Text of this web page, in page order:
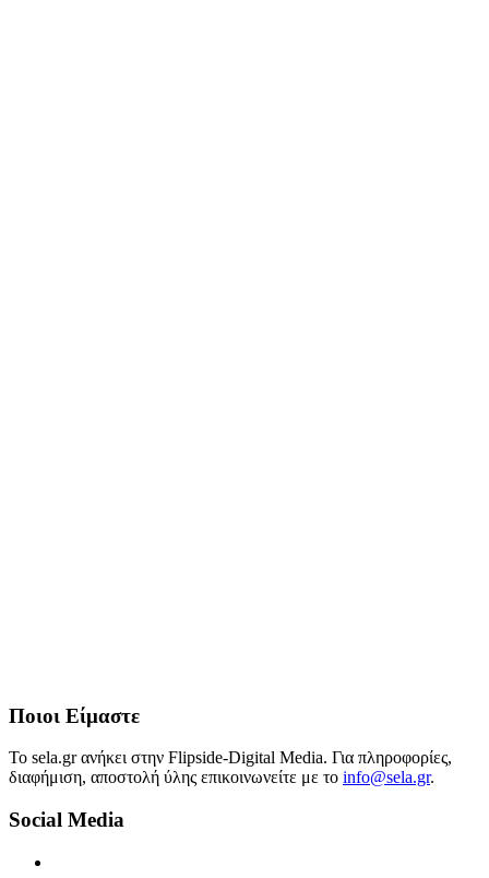
Ποιοι Είμαστε
Το sela.gr ανήκει στην Flipside-Digital Media. Για πληροφορίες,
διαφήμιση, αποστολή ύλης επικοινωνείτε με το info@sela.gr.
Social Media